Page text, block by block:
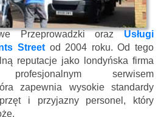
Przeprowadzki orazUsługi
Streetod 2004 roku. Od tego
reputacje jako londyńska firma
serwisem
zapewnia wysokie standardy
i przyjazny personel, który